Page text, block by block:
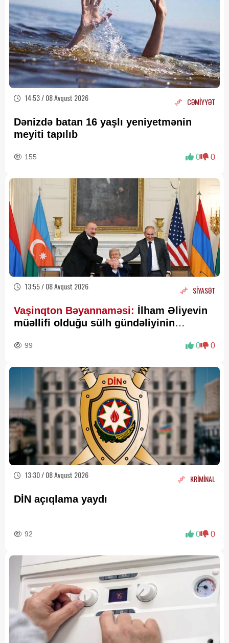
14:53 / 08 Avqust 2026 CƏMİYYƏT
Dənizdə batan 16 yaşlı yeniyetmənin
meyiti tapılıb
155 0 0
13:55 / 08 Avqust 2026 SİYASƏT
Vaşinqton Bəyannaməsi: İlham Əliyevin
müəllifi olduğu sülh gündəliyinin
99 0 0
13:30 / 08 Avqust 2026 KRİMİNAL
DİN açıqlama yaydı
92 0 0